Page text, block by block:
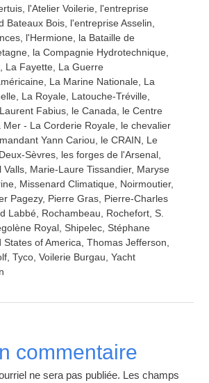
l'Atelier Voilerie l'entreprise
Bateaux Bois l'entreprise Asselin
l'Hermione la Bataille de
la Compagnie Hydrotechnique
La Fayette La Guerre
La Marine Nationale La
La Royale Latouche-Tréville
Laurent Fabius le Canada
le Centre
Mer - La Corderie Royale le chevalier
Yann Cariou le CRAIN
Le
Sèvres les forges de l'Arsenal
Valls Marie-Laure Tissandier, Maryse
Missenard Climatique Noirmoutier,
Pagezy, Pierre Gras Pierre-Charles
Labbé Rochambeau Rochefort S.
Royal Shipelec Stéphane
States of America ,Thomas Jefferson
,Tyco ,Voilerie Burgau ,Yacht
commentaire
ne sera pas publiée. Les champs